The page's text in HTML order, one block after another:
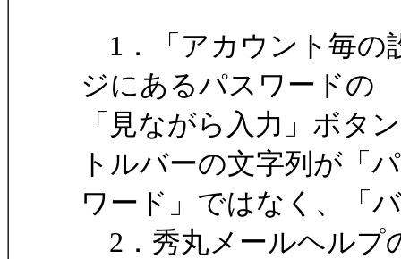
1．「アカウント毎の
ジにあるパスワードの
「見ながら入力」ボタ
トルバーの文字列が「
ワード」ではなく、「
2．秀丸メールヘルプ